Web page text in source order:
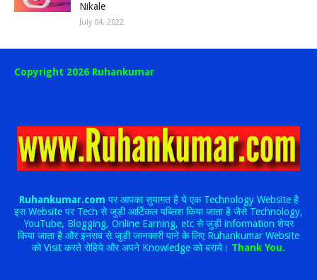
Nikale
July 04, 2022
Copyright 2026 Ruhankumar
Ruhankumar.com पर आपका सुयागत है ये एक Technology Website है
इस Website पर Tech से जुड़ी आर्टिकल पब्लिश किया जाता है जैसे Technology,
YouTube, Blogging, Online Earning, etc से जुड़ी information शेयर
किया जाता है और इनसब से जुड़ी जानकारी पाने के लिए Ruhankumar Website
को Visit करते रोहिये और अपने Knowledge को बराये। Thank You.